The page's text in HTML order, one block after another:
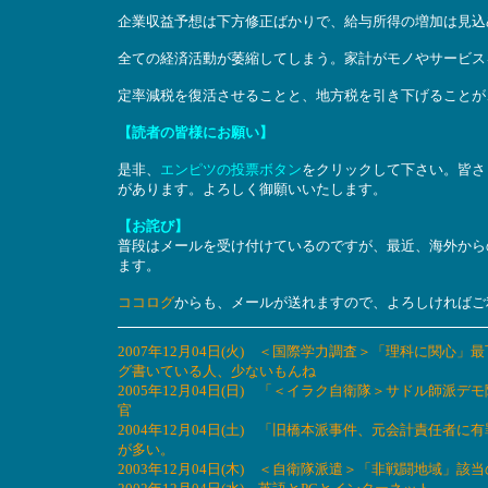
企業収益予想は下方修正ばかりで、給与所得の増加は見
全ての経済活動が萎縮してしまう。家計がモノやサービ
定率減税を復活させることと、地方税を引き下げること
【読者の皆様にお願い】
是非、 エンピツの投票ボタンをクリックして下さい。皆
があります。よろしく御願いいたします。
【お詫び】
普段はメールを受け付けているのですが、最近、海外か
ます。
ココログからも、メールが送れますので、よろしければ
2007年12月04日(火) ＜国際学力調査＞「理科に関心」
グ書いている人、少ないもんね
2005年12月04日(日) 「＜イラク自衛隊＞サドル師派デ
官
2004年12月04日(土) 「旧橋本派事件、元会計責任者に
が多い。
2003年12月04日(木) ＜自衛隊派遣＞「非戦闘地域」該